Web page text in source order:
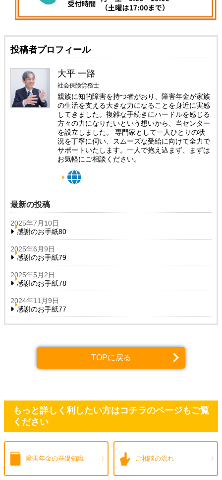
投稿者プロフィール
大平 一路
社会保険労務士
親族に知的障害を持つ者がおり、障害年金が家族
の生活を支える大きな力になることを身近に実感
してきました。複雑な手続きにハードルを感じる
方々の力になりたいという想いから、当センター
を設立しました。 専門家として一人ひとりの状
況を丁寧に伺い、スムーズな受給に向けて全力で
サポートいたします。一人で抱え込まず、まずは
お気軽にご相談ください。
最新の投稿
2025年7月10日
感謝のお手紙80
2025年6月9日
感謝のお手紙79
2025年5月2日
感謝のお手紙78
2024年11月9日
感謝のお手紙77
TOPに戻る
もっと詳しく利したい方はコチラのページもご覧
ください
障害年金の基礎知識 ご相談の流れ